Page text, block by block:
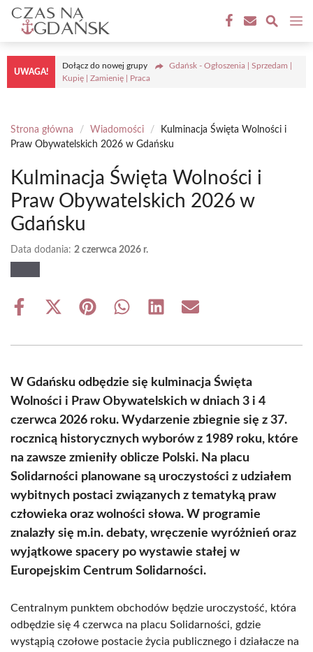
Przejdź
treści
UWAGA!
Dołącz do nowej grupy
Gdańsk - Ogłoszenia | Sprzedam |
Kupię | Zamienię | Praca
Strona główna / Wiadomości /
Kulminacja Święta Wolności i
Praw Obywatelskich 2026 w Gdańsku
Kulminacja Święta Wolności i
Praw Obywatelskich 2026 w
Gdańsku
Data dodania: 2 czerwca 2026 r.
Share
Share
(Twitter)
Share Share Share Share
W Gdańsku odbędzie się kulminacja Święta
Wolności i Praw Obywatelskich w dniach 3 i 4
czerwca 2026 roku. Wydarzenie zbiegnie się z 37.
rocznicą historycznych wyborów z 1989 roku, które
na zawsze zmieniły oblicze Polski. Na placu
Solidarności planowane są uroczystości z udziałem
wybitnych postaci związanych z tematyką praw
człowieka oraz wolności słowa. W programie
znalazły się m.in. debaty, wręczenie wyróżnień oraz
wyjątkowe spacery po wystawie stałej w
Europejskim Centrum Solidarności.
Centralnym punktem obchodów będzie uroczystość, która
odbędzie się 4 czerwca na placu Solidarności, gdzie
wystąpią czołowe postacie życia publicznego i działacze na